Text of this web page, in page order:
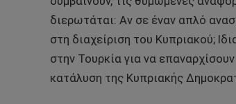
διερωτάται: Αν σε έναν απλό
στη διαχείριση του Κυπριακού;
στην Τουρκία για να
κατάλυση της Κυπριακής